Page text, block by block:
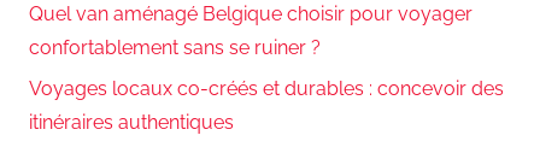
Quel van aménagé Belgique choisir pour voyager
confortablement sans se ruiner ?
Voyages locaux co-créés et durables : concevoir des
itinéraires authentiques